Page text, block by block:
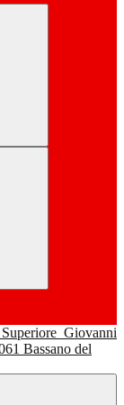
Giovanni
Bassano del